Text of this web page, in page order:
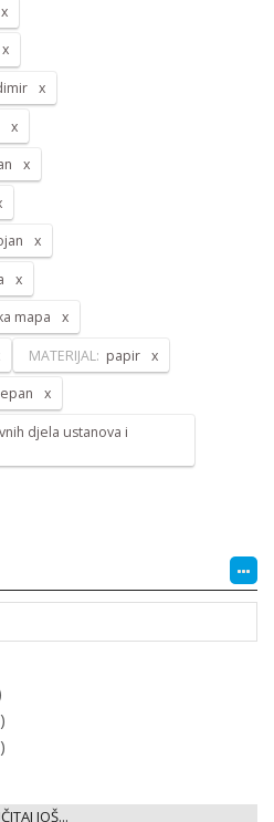
mapa
MATERIJAL: papir
djela ustanova i
JOŠ...